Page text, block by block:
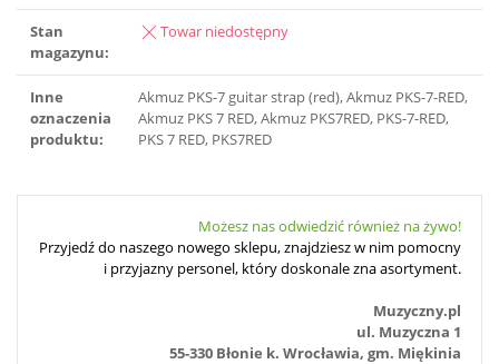
Stan
magazynu:
Towar niedostępny
Inne
oznaczenia
produktu:
Akmuz PKS-7 guitar strap (red), Akmuz PKS-7-RED,
Akmuz PKS 7 RED, Akmuz PKS7RED, PKS-7-RED,
PKS 7 RED, PKS7RED
Możesz nas odwiedzić również na żywo!
Przyjedź do naszego nowego sklepu, znajdziesz w nim pomocny
i przyjazny personel, który doskonale zna asortyment.
Muzyczny.pl
ul. Muzyczna 1
55-330 Błonie k. Wrocławia, gm. Miękinia